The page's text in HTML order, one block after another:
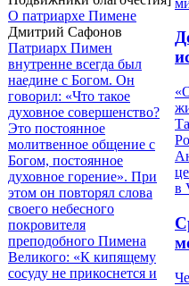
О патриархе Пимене
Дмитрий Сафонов
Патриарх Пимен
внутренне всегда был
наедине с Богом. Он
говорил: «Что такое
духовное совершенство?
Это постоянное
молитвенное общение с
Богом, постоянное
духовное горение». При
этом он повторял слова
своего небесного
покровителя
преподобного Пимена
Великого: «К кипящему
сосуду не прикоснется и
в